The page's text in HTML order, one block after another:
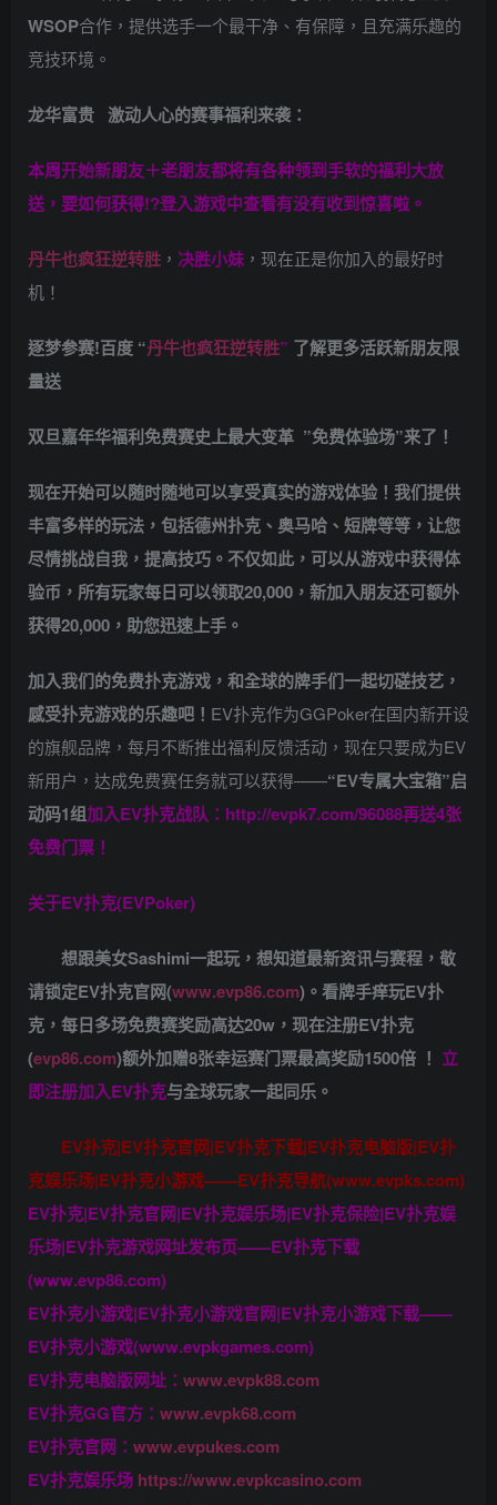
WSOP合作，提供选手一个最干净、有保障，且充满乐趣的
竞技环境。
龙华富贵 激动人心的赛事福利来袭：
本周开始新朋友＋老朋友都将有各种领到手软的福利大放
送，要如何获得!?登入游戏中查看有没有收到惊喜啦。
丹牛也疯狂逆转胜 ， 决胜小妹 ，现在正是你加入的最好时
机！
逐梦参赛!百度 “丹牛也疯狂逆转胜” 了解更多活跃新朋友限
量送
双旦嘉年华福利免费赛史上最大变革 ”免费体验场”来了！
现在开始可以随时随地可以享受真实的游戏体验！我们提供
丰富多样的玩法，包括德州扑克、奥马哈、短牌等等，让您
尽情挑战自我，提高技巧。不仅如此， 可以从游戏中获得体
验币，所有玩家每日可以领取20,000，新加入朋友还可额外
获得20,000，助您迅速上手。
加入我们的免费扑克游戏，和全球的牌手们一起切磋技艺，
感受扑克游戏的乐趣吧！ EV扑克作为GGPoker在国内新开设
的旗舰品牌，每月不断推出福利反馈活动，现在只要成为EV
新用户，达成免费赛任务就可以获得——“EV专属大宝箱”启
动码1组加入EV扑克战队： http://evpk7.com/96088再送4张
免费门票！
关于EV扑克(EVPoker)
想跟美女Sashimi一起玩， 想知道最新资讯与赛程， 敬
请锁定EV扑克官网(www.evp86.com)。看牌手痒玩EV扑
克， 每日多场免费赛奖励高达20w，现在注册EV扑克
(evp86.com)额外加赠8张幸运赛门票最高奖励1500倍 ！ 立
即注册加入EV扑克与全球玩家一起同乐。
EV扑克|EV扑克官网|EV扑克下载|EV扑克电脑版|EV扑
克娱乐场|EV扑克小游戏——EV扑克导航(www.evpks.com)
EV扑克|EV扑克官网|EV扑克娱乐场|EV扑克保险|EV扑克娱
乐场|EV扑克游戏网址发布页——EV扑克下载
(www.evp86.com)
EV扑克小游戏|EV扑克小游戏官网|EV扑克小游戏下载——
EV扑克小游戏(www.evpkgames.com)
EV扑克电脑版网址： www.evpk88.com
EV扑克GG官方： www.evpk68.com
EV扑克官网： www.evpukes.com
EV扑克娱乐场 https://www.evpkcasino.com